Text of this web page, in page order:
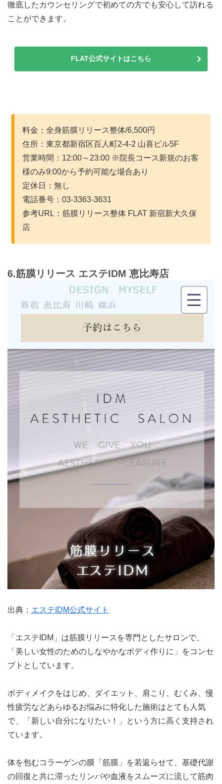
徹底したカウンセリングで初めての方でも安心して訪れる
ことができます。
FLAT公式サイトはこちら
料金：全身筋膜リリース整体/6,500円
住所：東京都新宿区百人町2-4-2 山喜ビル5F
営業時間：12:00～23:00 ※院長コース新規のお客
様のみ9:00から予約可能な場合あり
定休日：無し
電話番号：03-3363-3631
参考URL：筋膜リリース整体 FLAT 新宿新大久保
店
6.筋膜リリース エステIDM 恵比寿店
出典： エステIDM公式サイト
「エステIDM」は筋膜リリースを専門としたサロンで、
「美しい女性のためのしなやかなボディ作りに」をコンセ
プトとしています。
ボディメイクをはじめ、ダイエット、肩こり、むくみ、慢
性疲労などあらゆるお悩みに特化した施術はとても人気
で、「新しい自分になりたい！」という方に高く支持され
ています。
体を包むコラーゲンの膜「筋膜」を若返らせて、基礎代謝
の回復と共に滞ったリンパや血液をスムーズに流して筋肉